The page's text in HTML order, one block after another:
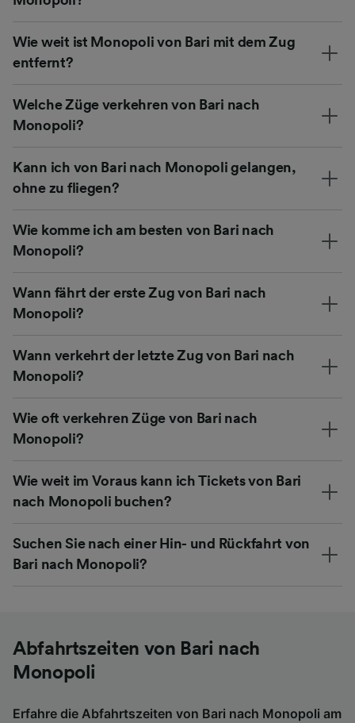
Wie weit ist Monopoli von Bari mit dem Zug
entfernt?
Welche Züge verkehren von Bari nach
Monopoli?
Kann ich von Bari nach Monopoli gelangen,
ohne zu fliegen?
Wie komme ich am besten von Bari nach
Monopoli?
Wann fährt der erste Zug von Bari nach
Monopoli?
Wann verkehrt der letzte Zug von Bari nach
Monopoli?
Wie oft verkehren Züge von Bari nach
Monopoli?
Wie weit im Voraus kann ich Tickets von Bari
nach Monopoli buchen?
Suchen Sie nach einer Hin- und Rückfahrt von
Bari nach Monopoli?
Abfahrtszeiten von Bari nach
Monopoli
Erfahre die Abfahrtszeiten von Bari nach Monopoli am